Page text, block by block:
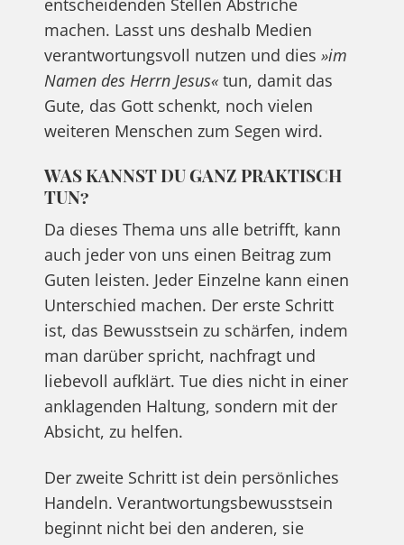
machen. Lasst uns deshalb Medien
verantwortungsvoll nutzen und dies »im
Namen des Herrn Jesus«tun, damit das
Gute, das Gott schenkt, noch vielen
weiteren Menschen zum Segen wird.
WAS KANNST DU GANZ PRAKTISCH
TUN?
Da dieses Thema uns alle betrifft, kann
auch jeder von uns einen Beitrag zum
Guten leisten. Jeder Einzelne kann einen
Unterschied machen. Der erste Schritt
ist, das Bewusstsein zu schärfen, indem
man darüber spricht, nachfragt und
liebevoll aufklärt. Tue dies nicht in einer
anklagenden Haltung, sondern mit der
Absicht, zu helfen.
Der zweite Schritt ist dein persönliches
Handeln. Verantwortungsbewusstsein
beginnt nicht bei den anderen, sie